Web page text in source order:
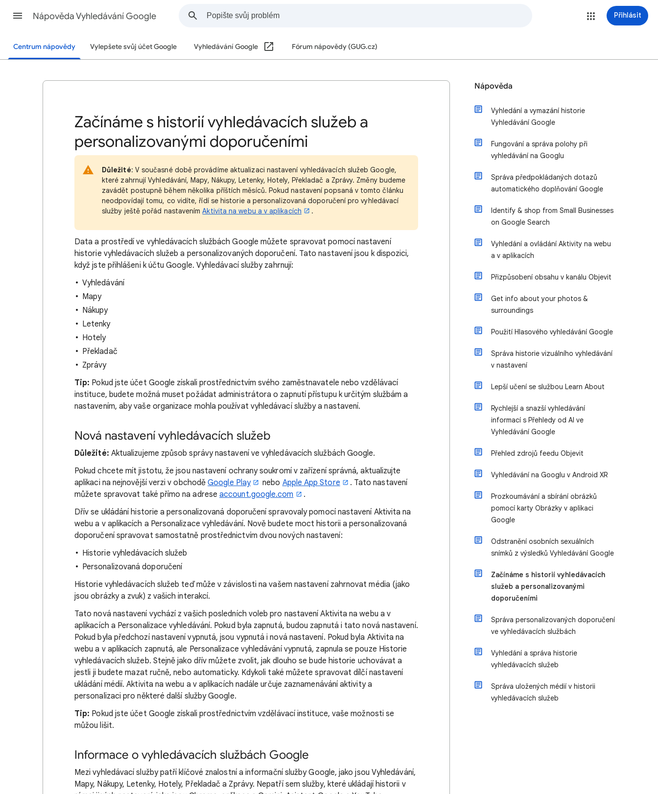
Nápověda Vyhledávání Google Přihlásit
Centrum nápovědy Vylepšete svůj účet Google Vyhledávání Google Fórum nápovědy (GUG.cz)
Začínáme s historií vyhledávacích služeb a
personalizovanými doporučeními
Důležité: V současné době provádíme aktualizaci nastavení vyhledávacích služeb Google,
které zahrnují Vyhledávání, Mapy, Nákupy, Letenky, Hotely, Překladač a Zprávy. Změny budeme
zavádět postupně během několika příštích měsíců. Pokud nastavení popsaná v tomto článku
neodpovídají tomu, co vidíte, řídí se historie a personalizovaná doporučení pro vyhledávací
služby ještě pořád nastavenímAktivita na webu a v aplikacích .
Data a prostředí ve vyhledávacích službách Google můžete spravovat pomocí nastavení
historie vyhledávacích služeb a personalizovaných doporučení. Tato nastavení jsou k dispozici,
když jste přihlášeni k účtu Google. Vyhledávací služby zahrnují:
Vyhledávání
Mapy
Nákupy
Letenky
Hotely
Překladač
Zprávy
Tip: Pokud jste účet Google získali prostřednictvím svého zaměstnavatele nebo vzdělávací
instituce, budete možná muset požádat administrátora o zapnutí přístupu k určitým službám a
nastavením, aby vaše organizace mohla používat vyhledávací služby a nastavení.
Nová nastavení vyhledávacích služeb
Důležité: Aktualizujeme způsob správy nastavení ve vyhledávacích službách Google.
Pokud chcete mít jistotu, že jsou nastavení ochrany soukromí v zařízení správná, aktualizujte
aplikaci na nejnovější verzi v obchoděGoogle Play nebo Apple App Store
. Tato nastavení
můžete spravovat také přímo na adreseaccount.google.com
.
Dřív se ukládání historie a personalizovaná doporučení spravovaly pomocí nastavení Aktivita na
webu a v aplikacích a Personalizace vyhledávání. Nově budete moct historii a personalizovaná
doporučení spravovat samostatně prostřednictvím dvou nových nastavení:
Historie vyhledávacích služeb
Personalizovaná doporučení
Historie vyhledávacích služeb teď může v závislosti na vašem nastavení zahrnovat média (jako
jsou obrázky a zvuk) z vašich interakcí.
Tato nová nastavení vychází z vašich posledních voleb pro nastavení Aktivita na webu a v
aplikacích a Personalizace vyhledávání. Pokud byla zapnutá, budou zapnutá i tato nová nastavení.
Pokud byla předchozí nastavení vypnutá, jsou vypnutá i nová nastavení. Pokud byla Aktivita na
webu a v aplikacích zapnutá, ale Personalizace vyhledávání vypnutá, zapnula se pouze Historie
vyhledávacích služeb. Stejně jako dřív můžete zvolit, jak dlouho se bude historie uchovávat a
jestli ji budete mazat ručně, nebo automaticky. Kdykoli také můžete spravovat dílčí nastavení
ukládání médií. Aktivita na webu a v aplikacích nadále určuje zaznamenávání aktivity a
personalizaci pro některé další služby Google.
Tip: Pokud jste účet Google získali prostřednictvím vzdělávací instituce, vaše možnosti se
můžou lišit.
Informace o vyhledávacích službách Google
Mezi vyhledávací služby patří klíčové znalostní a informační služby Google, jako jsou Vyhledávání,
Mapy, Nákupy, Letenky, Hotely, Překladač a Zprávy. Nepatří sem služby, které ukládají historii v
Nápověda
Vyhledání a vymazání historie
Vyhledávání Google
Fungování a správa polohy při
vyhledávání na Googlu
Správa předpokládaných dotazů
automatického doplňování Google
Identify & shop from Small Businesses
on Google Search
Vyhledání a ovládání Aktivity na webu
a v aplikacích
Přizpůsobení obsahu v kanálu Objevit
Get info about your photos &
surroundings
Použití Hlasového vyhledávání Google
Správa historie vizuálního vyhledávání
v nastavení
Lepší učení se službou Learn About
Rychlejší a snazší vyhledávání
informací s Přehledy od AI ve
Vyhledávání Google
Přehled zdrojů feedu Objevit
Vyhledávání na Googlu v Android XR
Prozkoumávání a sbírání obrázků
pomocí karty Obrázky v aplikaci
Google
Odstranění osobních sexuálních
snímků z výsledků Vyhledávání Google
Začínáme s historií vyhledávacích
služeb a personalizovanými
doporučeními
Správa personalizovaných doporučení
ve vyhledávacích službách
Vyhledání a správa historie
vyhledávacích služeb
Správa uložených médií v historii
vyhledávacích služeb